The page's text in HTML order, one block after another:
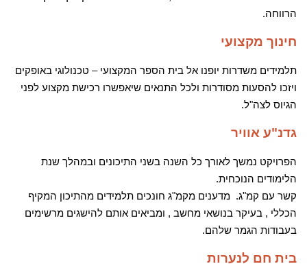
הרווחה.
חינוך מקצועי
תלמידים משדרות יופנו אל בית הספר המקצועי – טכנולוגי באופקים
ויזכו להסעות מסודרות ולכל התנאים שיאפשרו רכישת מקצוע לפני
הגיוס לצה"ל.
גדנ"ע אוויר
הפרויקט נמשך לאורך כל השנה בשני התיכונים ובמהלך שנת
הלימודים הנוכחית.
קשר עם קמ"ג. מדענים מקמ"ג חונכים תלמידים מהתיכון המקיף
הכללי , בעיקר בנושאי מחשב , ומביאים אותם להישגים מרשימים
בעבודות הגמר שלהם.
בית חם לנערות